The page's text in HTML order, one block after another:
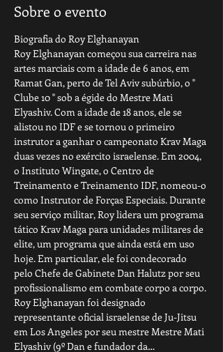
Sobre o evento
Biografia do Roy Elghanayan
Roy Elghanayan começou sua carreira nas
artes marciais com a idade de 6 anos, em
Ramat Gan, perto de Tel Aviv subúrbio, o ''
Clube 10 '' sob a égide do Mestre Mati
Elyashiv. Com a idade de 18 anos, ele se
alistou no IDF e se tornou o primeiro
instrutor a ganhar o campeonato Krav Maga
duas vezes no exército israelense. Em 2004,
o Instituto Wingate, o Centro de
Treinamento e Treinamento IDF, nomeou-o
como Instrutor de Forças Especiais. Durante
seu serviço militar, Roy lidera um programa
tático Krav Maga para unidades militares de
elite, um programa que ainda está em uso
hoje. Em particular, ele foi condecorado
pelo Chefe de Gabinete Dan Halutz por seu
profissionalismo em combate corpo a corpo.
Roy Elghanayan foi designado
representante oficial israelense de Ju-Jitsu
em Los Angeles por seu mestre Mestre Mati
Elyashiv (9º Dan e fundador da…